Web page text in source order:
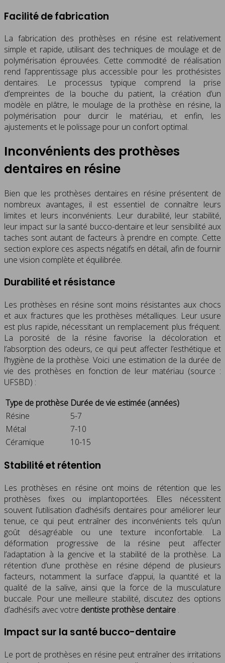
Facilité de fabrication
La fabrication des prothèses en résine est relativement
simple et rapide, utilisant des techniques de moulage et de
polymérisation éprouvées. Cette commodité de réalisation
rend l’apprentissage plus accessible pour les prothésistes
dentaires. Le processus typique comprend la prise
d’empreintes de la bouche du patient, la création d’un
modèle en plâtre, le moulage de la prothèse en résine, la
polymérisation pour durcir le matériau, et enfin, les
ajustements et le polissage pour un confort optimal.
Inconvénients des prothèses
dentaires en résine
Bien que les prothèses dentaires en résine présentent de
nombreux avantages, il est essentiel de connaître leurs
limites et leurs inconvénients. Leur durabilité, leur stabilité,
leur impact sur la santé bucco-dentaire et leur sensibilité aux
taches sont autant de facteurs à prendre en compte. Cette
section explore ces aspects négatifs en détail, afin de fournir
une vision complète et équilibrée.
Durabilité et résistance
Les prothèses en résine sont moins résistantes aux chocs
et aux fractures que les prothèses métalliques. Leur usure
est plus rapide, nécessitant un remplacement plus fréquent.
La porosité de la résine favorise la décoloration et
l’absorption des odeurs, ce qui peut affecter l’esthétique et
l’hygiène de la prothèse. Voici une estimation de la durée de
vie des prothèses en fonction de leur matériau (source :
UFSBD) :
Type de prothèse Durée de vie estimée (années)
Résine
5-7
Métal
7-10
Céramique
10-15
Stabilité et rétention
Les prothèses en résine ont moins de rétention que les
prothèses fixes ou implantoportées. Elles nécessitent
souvent l’utilisation d’adhésifs dentaires pour améliorer leur
tenue, ce qui peut entraîner des inconvénients tels qu’un
goût désagréable ou une texture inconfortable. La
déformation progressive de la résine peut affecter
l’adaptation à la gencive et la stabilité de la prothèse. La
rétention d’une prothèse en résine dépend de plusieurs
facteurs, notamment la surface d’appui, la quantité et la
qualité de la salive, ainsi que la force de la musculature
buccale. Pour une meilleure stabilité, discutez des options
d’adhésifs avec votre dentiste prothèse dentaire .
Impact sur la santé bucco-dentaire
Le port de prothèses en résine peut entraîner des irritations